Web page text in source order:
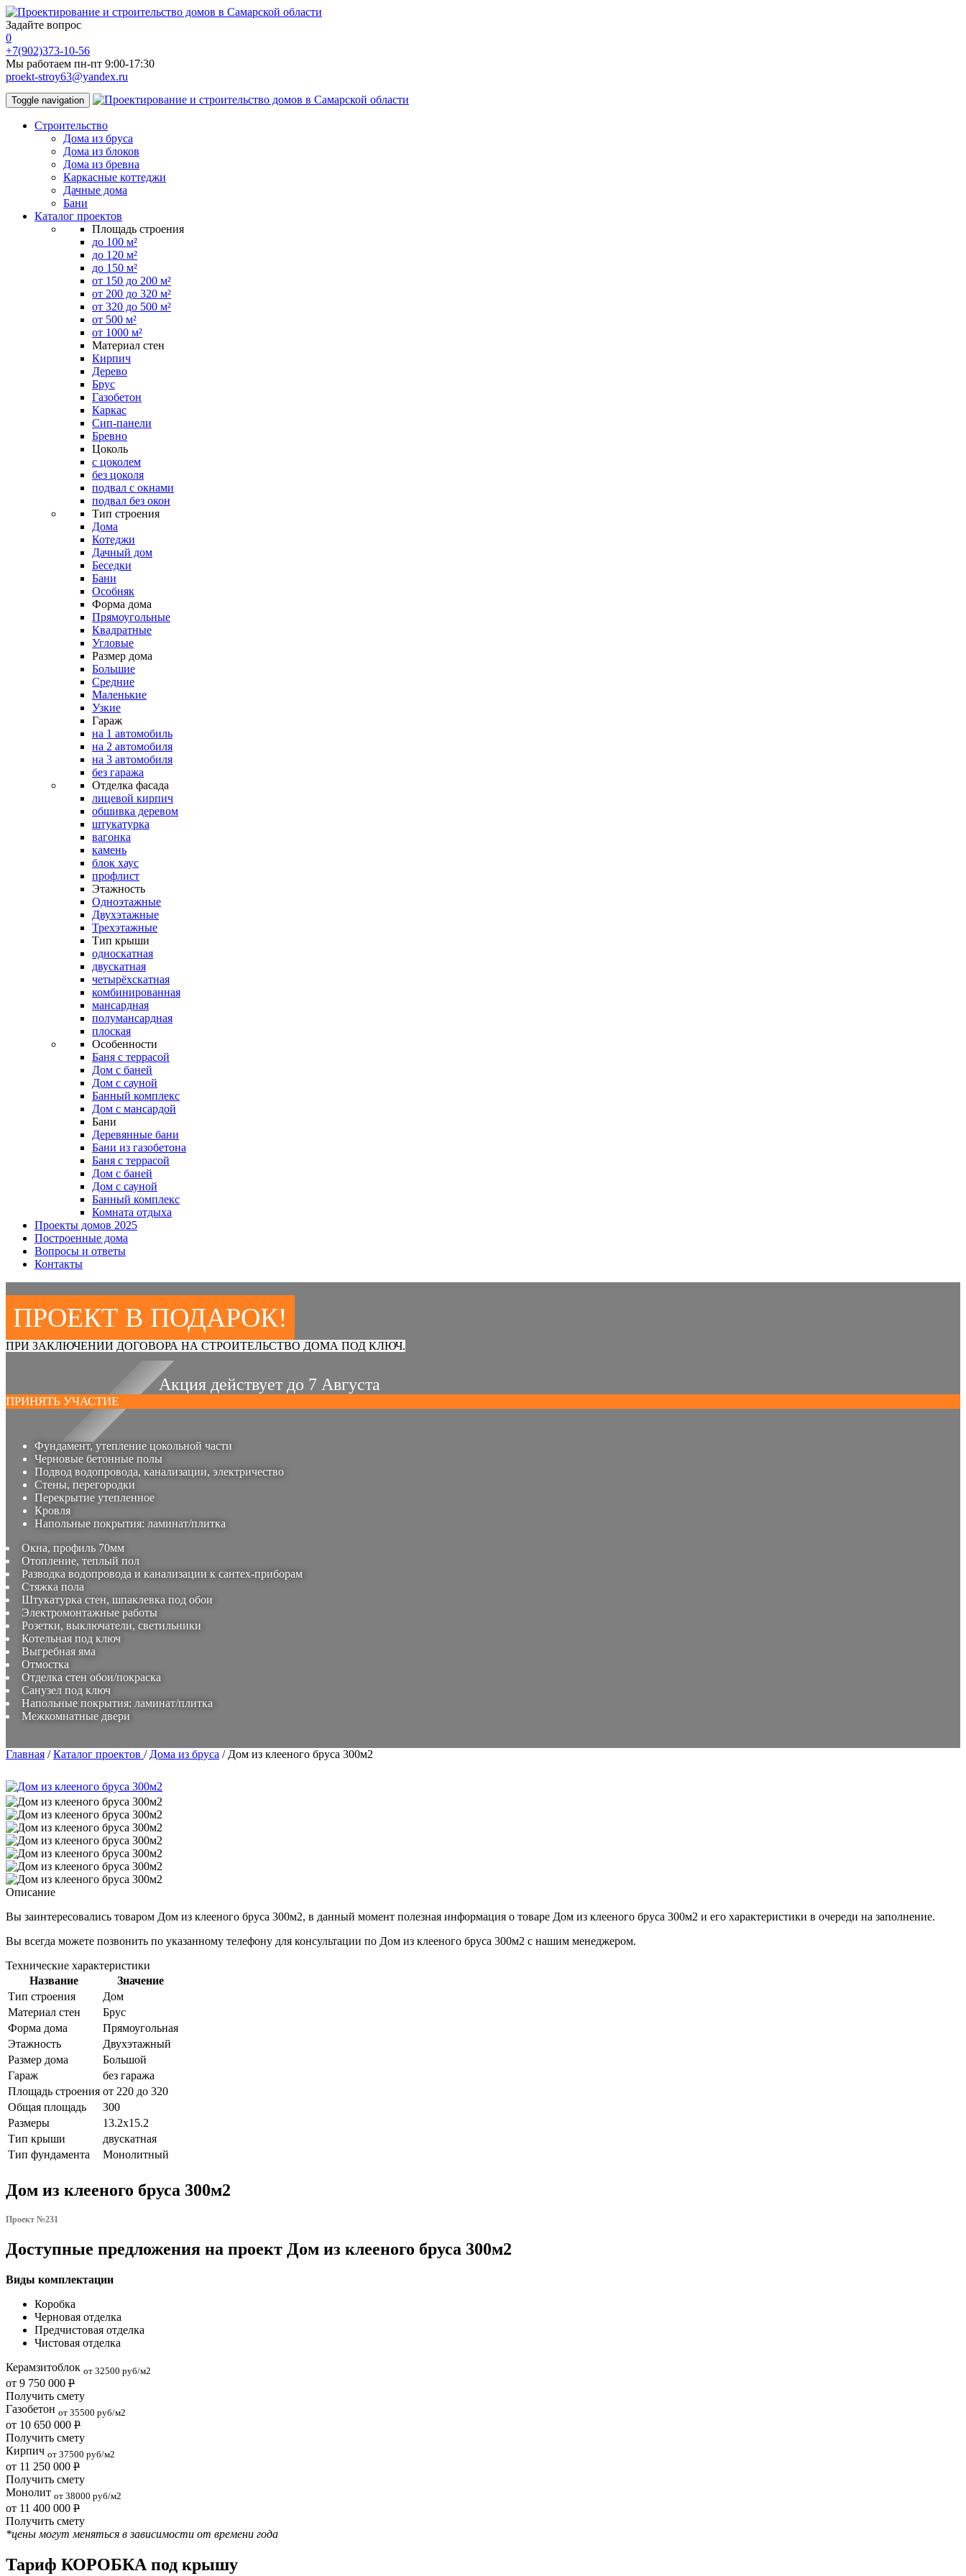
Задайте вопрос
0
+7(902)373-10-56
Мы работаем пн-пт 9:00-17:30
proekt-stroy63@yandex.ru
Toggle navigation
Строительство
Дома из бруса
Дома из блоков
Дома из бревна
Каркасные коттеджи
Дачные дома
Бани
Каталог проектов
Площадь строения
до 100 м²
до 120 м²
до 150 м²
от 150 до 200 м²
от 200 до 320 м²
от 320 до 500 м²
от 500 м²
от 1000 м²
Материал стен
Кирпич
Дерево
Брус
Газобетон
Каркас
Сип-панели
Бревно
Цоколь
с цоколем
без цоколя
подвал с окнами
подвал без окон
Тип строения
Дома
Котеджи
Дачный дом
Беседки
Бани
Особняк
Форма дома
Прямоугольные
Квадратные
Угловые
Размер дома
Большие
Средние
Маленькие
Узкие
Гараж
на 1 автомобиль
на 2 автомобиля
на 3 автомобиля
без гаража
Отделка фасада
лицевой кирпич
обшивка деревом
штукатурка
вагонка
камень
блок хаус
профлист
Этажность
Одноэтажные
Двухэтажные
Трехэтажные
Тип крыши
односкатная
двускатная
четырёхскатная
комбинированная
мансардная
полумансардная
плоская
Особенности
Баня с террасой
Дом с баней
Дом с сауной
Банный комплекс
Дом с мансардой
Бани
Деревянные бани
Бани из газобетона
Баня с террасой
Дом с баней
Дом с сауной
Банный комплекс
Комната отдыха
Проекты домов 2025
Построенные дома
Вопросы и ответы
Контакты
ПРОЕКТ В ПОДАРОК!
ПРИ ЗАКЛЮЧЕНИИ ДОГОВОРА НА СТРОИТЕЛЬСТВО ДОМА ПОД КЛЮЧ.
Акция действует до 7 Августа
ПРИНЯТЬ УЧАСТИЕ
Фундамент, утепление цокольной части
Черновые бетонные полы
Подвод водопровода, канализации, электричество
Стены, перегородки
Перекрытие утепленное
Кровля
Напольные покрытия: ламинат/плитка
Окна, профиль 70мм
Отопление, теплый пол
Разводка водопровода и канализации к сантех-приборам
Стяжка пола
Штукатурка стен, шпаклевка под обои
Электромонтажные работы
Розетки, выключатели, светильники
Котельная под ключ
Выгребная яма
Отмостка
Отделка стен обои/покраска
Санузел под ключ
Напольные покрытия: ламинат/плитка
Межкомнатные двери
Главная /Каталог проектов / Дома из бруса / Дом из клееного бруса 300м2
Описание
Вы заинтересовались товаром Дом из клееного бруса 300м2, в данный момент полезная информация о товаре Дом из клееного бруса 300м2 и его характеристики в очереди на заполнение.
Вы всегда можете позвонить по указанному телефону для консультации по Дом из клееного бруса 300м2 с нашим менеджером.
Технические характеристики
Название
Значение
Тип строения
Дом
Материал стен
Брус
Форма дома
Прямоугольная
Этажность
Двухэтажный
Размер дома
Большой
Гараж
без гаража
Площадь строения от 220 до 320
Общая площадь
300
Размеры
13.2x15.2
Тип крыши
двускатная
Тип фундамента
Монолитный
Дом из клееного бруса 300м2
Проект №231
Доступные предложения на проект Дом из клееного бруса 300м2
Виды комплектации
Коробка
Черновая отделка
Предчистовая отделка
Чистовая отделка
Керамзитоблок от 32500 руб/м2
от 9 750 000 Р
Получить смету
Газобетон от 35500 руб/м2
от 10 650 000 Р
Получить смету
Кирпич от 37500 руб/м2
от 11 250 000 Р
Получить смету
Монолит от 38000 руб/м2
от 11 400 000 Р
Получить смету
*цены могут меняться в зависимости от времени года
Тариф КОРОБКА под крышу